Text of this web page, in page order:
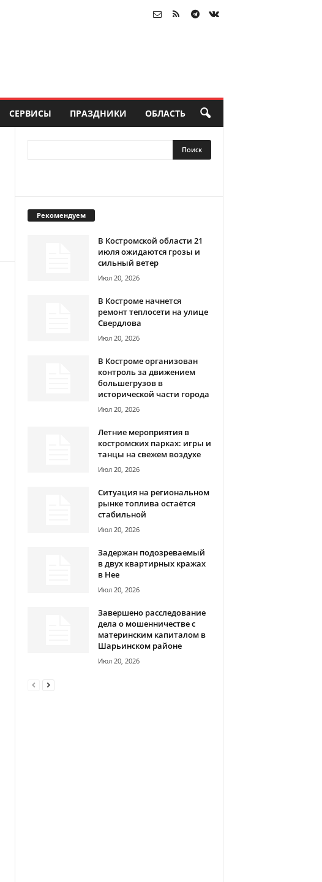
СЕРВИСЫ ПРАЗДНИКИ ОБЛАСТЬ
Рекомендуем
В Костромской области 21
июля ожидаются грозы и
сильный ветер
Июл 20, 2026
В Костроме начнется
ремонт теплосети на улице
Свердлова
Июл 20, 2026
В Костроме организован
контроль за движением
большегрузов в
исторической части города
Июл 20, 2026
Летние мероприятия в
костромских парках: игры и
танцы на свежем воздухе
Июл 20, 2026
Ситуация на региональном
рынке топлива остаётся
стабильной
Июл 20, 2026
Задержан подозреваемый
в двух квартирных кражах
в Нее
Июл 20, 2026
Завершено расследование
дела о мошенничестве с
материнским капиталом в
Шарьинском районе
Июл 20, 2026